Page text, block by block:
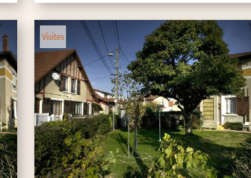
Visites